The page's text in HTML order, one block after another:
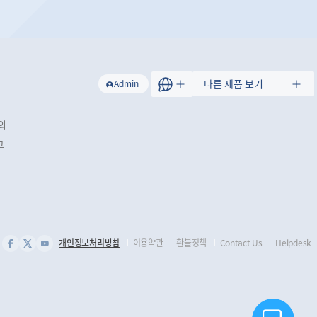
Admin 다른 제품 보기
개인정보처리방침 이용약관 환불정책 Contact Us Helpdesk